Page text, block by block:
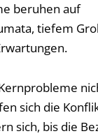
beruhen auf
tiefem
sich die
sich, bis die